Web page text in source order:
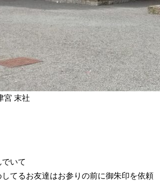
宮 末社
いて
てるお友達はお参りの前に御朱印を依頼